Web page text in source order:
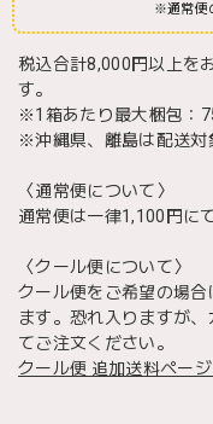
※通常便
税込合計8,000円以上を
す。
※1箱あたり最大梱包：
※沖縄県、離島は配送対
〈通常便について〉
通常便は一律1,100円に
〈クール便について〉
クール便をご希望の場
ます。恐れ入りますが
てご注文ください。
クール便 追加送料ペー